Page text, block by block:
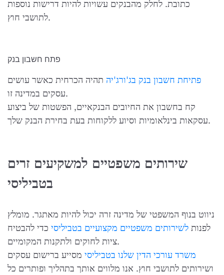
כתובת. לחלק מהבנקים עשויות להיות דרישות נוספות
לתושבי חוץ.
פתח חשבון בנק
פתיחת חשבון בנק בג'ורג'יה תהיה הכרחית כאשר עושים
עסקים במדינה זו.
קח בחשבון את החיובים הבנקאיים, הפשטות של ביצוע
עסקאות בינלאומיות וסיוע ללקוחות בעת בחירת הבנק שלך.
שירותים משפטיים למשקיעים זרים
בטביליסי
ניווט בנוף המשפטי של מדינה זרה יכול להיות מאתגר. מומלץ
לפנות לשירותים משפטיים מקצועיים בטביליסי כדי להבטיח
ציות לחוקים ולתקנות המקומיים.
משרד עורכי הדין שלנו בטביליסי מסייע ברישום עסקים
ושירותים לתושבי חוץ. אנו מלווים אותך בתהליך ופותרים כל